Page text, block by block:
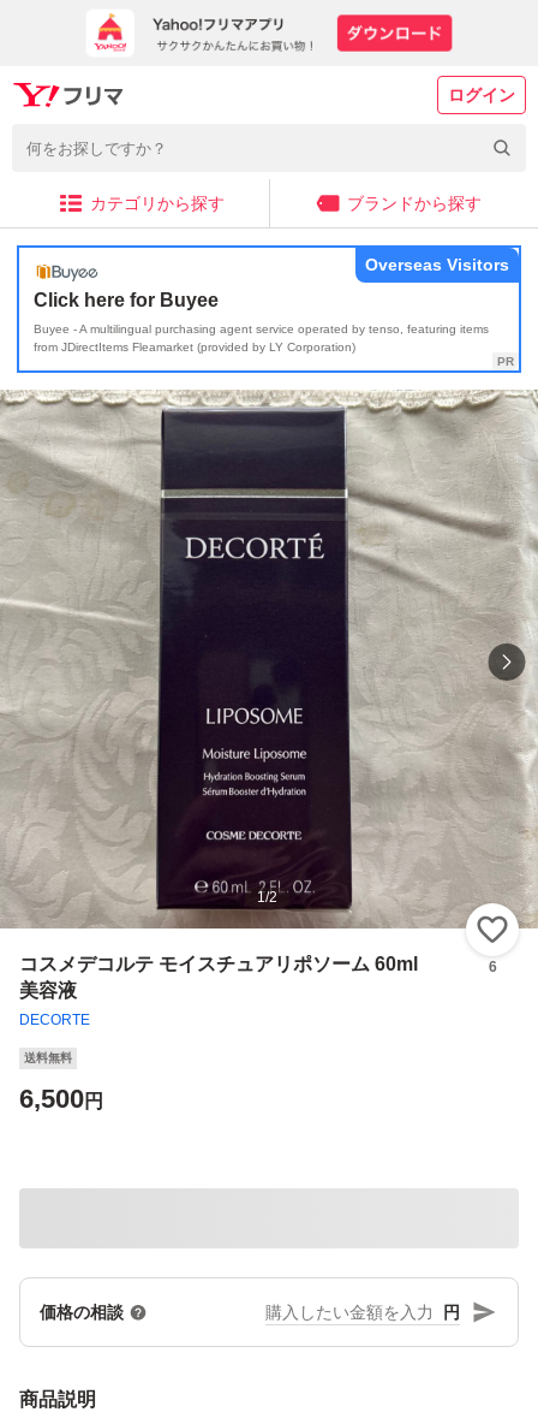
ログイン
カテゴリから探す ブランドから探す
Click here for Buyee
Buyee - A multilingual purchasing agent service operated by tenso, featuring items
from JDirectItems Fleamarket (provided by LY Corporation)
Overseas Visitors
1/2
コスメデコルテ モイスチュアリポソーム 60ml
美容液
DECORTE
6
送料無料
6,500円
価格の相談 円
商品説明